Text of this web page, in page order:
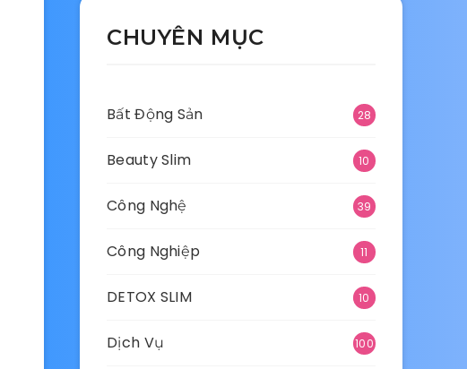
CHUYÊN MỤC
Bất Động Sản 28
Beauty Slim 10
Công Nghệ 39
Công Nghiệp 11
DETOX SLIM 10
Dịch Vụ 100